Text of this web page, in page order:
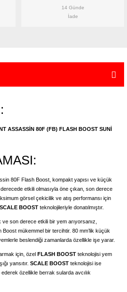
14 Günde
İade
ASSASSİN 80F (FB) FLASH BOOST SUNİ
80F Flash Boost, kompakt yapısı ve küçük
etkili olmasıyla öne çıkan, son derece
görsel çekicilik ve atış performansı için
SCALE BOOST teknolojileriyle donatılmıştır.
son derece etkili bir yem arıyorsanız,
mükemmel bir tercihtir. 80 mm’lik küçük
beslendiği zamanlarda özellikle işe yarar.
için, özel FLASH BOOST teknolojisi yem
yansıtır. SCALE BOOST teknolojisi ise
özellikle berrak sularda avcılık